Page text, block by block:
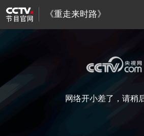
《重走来时路》
网络开小差了，请稍